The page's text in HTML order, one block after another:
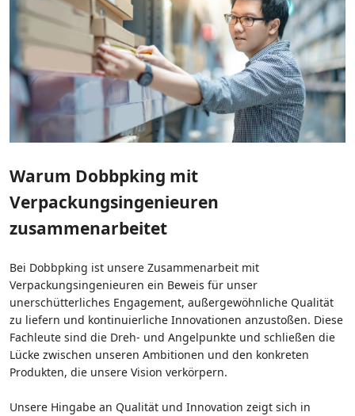
Warum Dobbpking mit
Verpackungsingenieuren
zusammenarbeitet
Bei Dobbpking ist unsere Zusammenarbeit mit
Verpackungsingenieuren ein Beweis für unser
unerschütterliches Engagement, außergewöhnliche Qualität
zu liefern und kontinuierliche Innovationen anzustoßen. Diese
Fachleute sind die Dreh- und Angelpunkte und schließen die
Lücke zwischen unseren Ambitionen und den konkreten
Produkten, die unsere Vision verkörpern.
Unsere Hingabe an Qualität und Innovation zeigt sich in